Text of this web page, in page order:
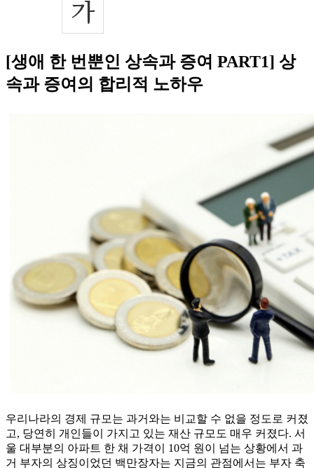
[생애 한 번뿐인 상속과 증여 PART1] 상
속과 증여의 합리적 노하우
우리나라의 경제 규모는 과거와는 비교할 수 없을 정도로 커졌
고, 당연히 개인들이 가지고 있는 재산 규모도 매우 커졌다. 서
울 대부분의 아파트 한 채 가격이 10억 원이 넘는 상황에서 과
거 부자의 상징이었던 백만장자는 지금의 관점에서는 부자 축